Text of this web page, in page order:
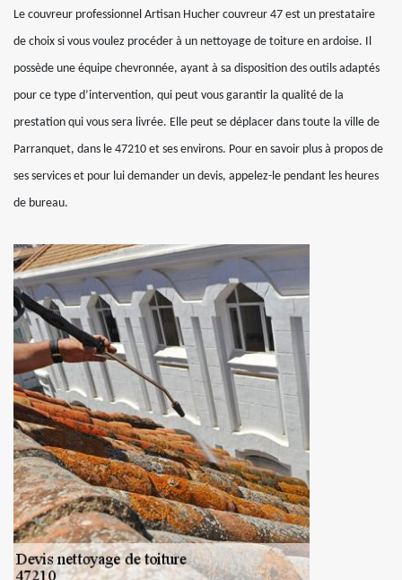
Le couvreur professionnel Artisan Hucher couvreur 47 est un prestataire
de choix si vous voulez procéder à un nettoyage de toiture en ardoise. Il
possède une équipe chevronnée, ayant à sa disposition des outils adaptés
pour ce type d’intervention, qui peut vous garantir la qualité de la
prestation qui vous sera livrée. Elle peut se déplacer dans toute la ville de
Parranquet, dans le 47210 et ses environs. Pour en savoir plus à propos de
ses services et pour lui demander un devis, appelez-le pendant les heures
de bureau.